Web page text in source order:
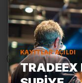
KAYITLAR AÇILDI
TRADEEX
Ürünler